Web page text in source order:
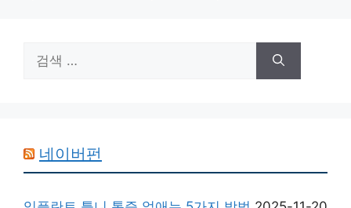
색:
네이버펀